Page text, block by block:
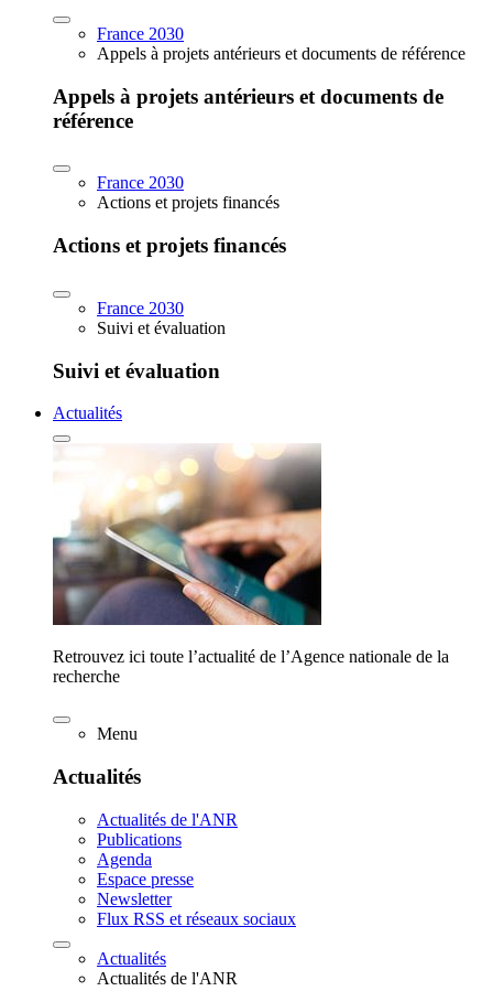
France 2030
Appels à projets antérieurs et documents de référence
Appels à projets antérieurs et documents de
référence
France 2030
Actions et projets financés
Actions et projets financés
France 2030
Suivi et évaluation
Suivi et évaluation
Actualités
Retrouvez ici toute l’actualité de l’Agence nationale de la
recherche
Menu
Actualités
Actualités de l'ANR
Publications
Agenda
Espace presse
Newsletter
Flux RSS et réseaux sociaux
Actualités
Actualités de l'ANR